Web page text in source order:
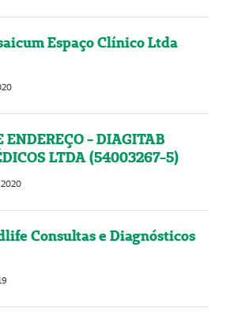
Espaço Clínico Ltda
- DIAGITAB
LTDA (54003267-5)
Consultas e Diagnósticos